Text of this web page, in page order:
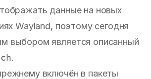
данные на новых
Wayland, поэтому сегодня
выбором является описанный
.
включён в пакеты